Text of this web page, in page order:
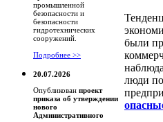
промышленной
безопасности и
безопасности
гидротехнических
сооружений.
Подробнее >>
20.07.2026
Опубликован проект
приказа об утверждении
нового
Административного
были
люди